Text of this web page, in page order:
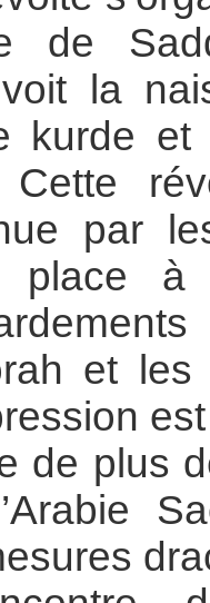
de
la
kurde
Cette
par
place à
et les
de plus